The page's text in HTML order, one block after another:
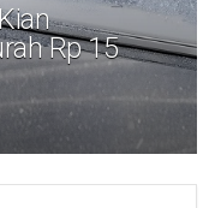
Rp 15